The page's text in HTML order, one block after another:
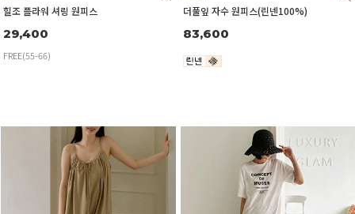
힐조 플라워 셔링 원피스
29,400
FREE(55-66)
더풀잎 자수 원피스(린넨100%)
83,600